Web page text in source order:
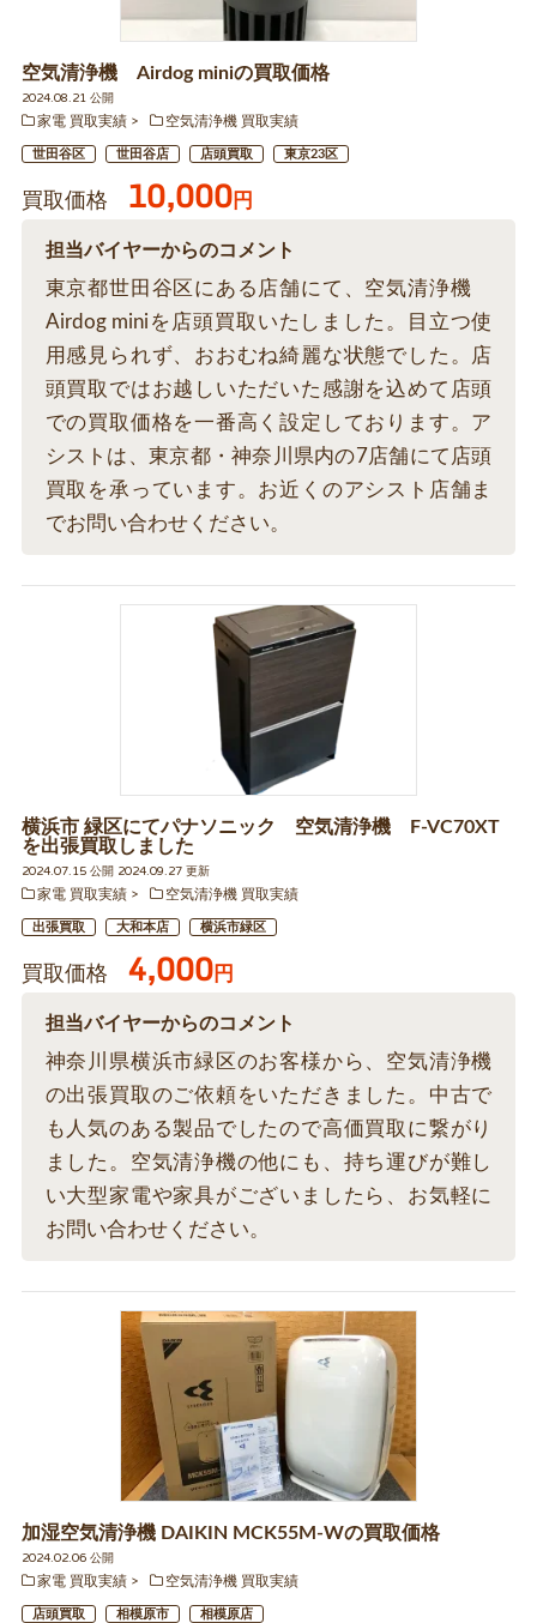
空気清浄機 Airdog miniの買取価格
2024.08.21 公開
家電 買取実績
空気清浄機 買取実績
世田谷区 世田谷店 店頭買取 東京23区
買取価格 10,000円
担当バイヤーからのコメント
東京都世田谷区にある店舗にて、空気清浄機
Airdog miniを店頭買取いたしました。目立つ使
用感見られず、おおむね綺麗な状態でした。店
頭買取ではお越しいただいた感謝を込めて店頭
での買取価格を一番高く設定しております。ア
シストは、東京都・神奈川県内の7店舗にて店頭
買取を承っています。お近くのアシスト店舗ま
でお問い合わせください。
横浜市 緑区にてパナソニック 空気清浄機 F-VC70XT
を出張買取しました
2024.07.15 公開 2024.09.27 更新
家電 買取実績
空気清浄機 買取実績
出張買取 大和本店 横浜市緑区
買取価格 4,000円
担当バイヤーからのコメント
神奈川県横浜市緑区のお客様から、空気清浄機
の出張買取のご依頼をいただきました。中古で
も人気のある製品でしたので高価買取に繋がり
ました。空気清浄機の他にも、持ち運びが難し
い大型家電や家具がございましたら、お気軽に
お問い合わせください。
加湿空気清浄機 DAIKIN MCK55M-Wの買取価格
2024.02.06 公開
家電 買取実績
空気清浄機 買取実績
店頭買取 相模原市 相模原店